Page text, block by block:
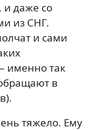
даже со
из СНГ.
и сами
именно так
в
тяжело. Ему